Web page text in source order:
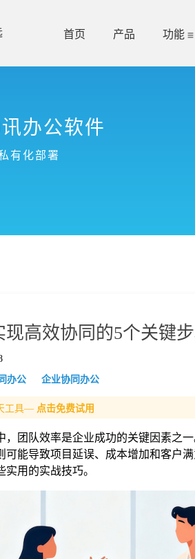
首页 产品 功能
办公软件
有化部署
现高效协同的5个关键
办公 企业协同办公
工具— 点击免费试用
，团队效率是企业成功的关键因素之
可能导致项目延误、成本增加和客户
用的实战技巧。